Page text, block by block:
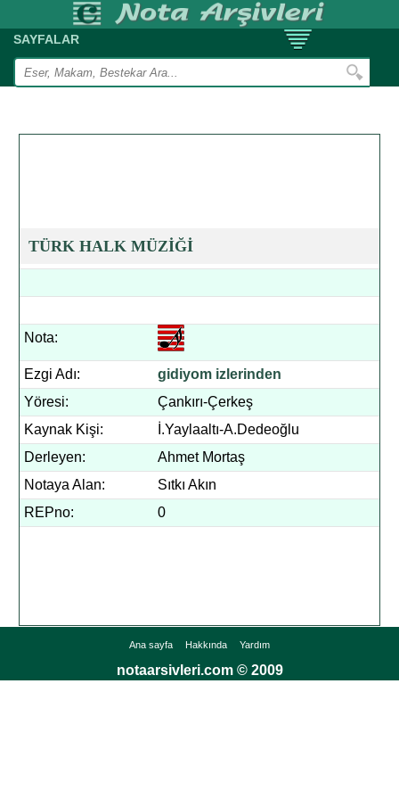
SAYFALAR
TÜRK HALK MÜZİĞİ
Nota:
Ezgi Adı:
gidiyom izlerinden
Yöresi:
Çankırı-Çerkeş
Kaynak Kişi:
İ.Yaylaaltı-A.Dedeoğlu
Derleyen:
Ahmet Mortaş
Notaya Alan:
Sıtkı Akın
REPno:
0
Ana sayfa Hakkında Yardım
notaarsivleri.com © 2009